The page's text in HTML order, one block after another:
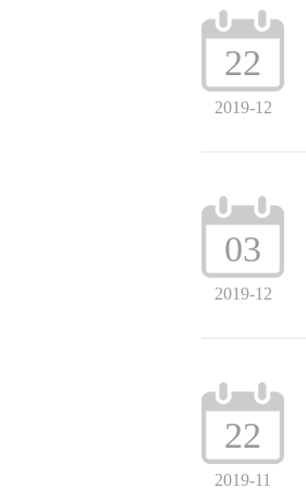
22
2019-12
03
2019-12
22
2019-11